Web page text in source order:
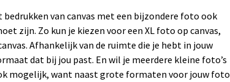
van canvas met een bijzondere foto ook
zijn. Zo kun je kiezen voor een XL foto op canvas,
Afhankelijk van de ruimte die je hebt in jouw
dat bij jou past. En wil je meerdere kleine foto’s
mogelijk, want naast grote formaten voor jouw foto